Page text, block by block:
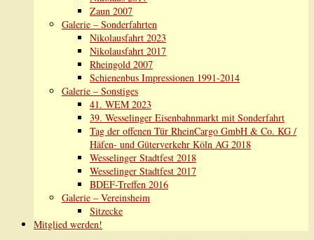
Zaun 2007
Galerie – Sonderfahrten
Nikolausfahrt 2023
Nikolausfahrt 2017
Rheingold 2007
Schienenbus Impressionen 1991-2014
Galerie – Sonstiges
41. WEM 2023
39. Wesselinger Eisenbahnmarkt mit Sonderfahrt
Tag der offenen Tür RheinCargo GmbH & Co. KG /
Häfen- und Güterverkehr Köln AG 2018
Wesselinger Stadtfest 2018
Wesselinger Stadtfest 2017
BDEF-Treffen 2016
Galerie – Vereinsheim
Sitzecke
Mitglied werden!